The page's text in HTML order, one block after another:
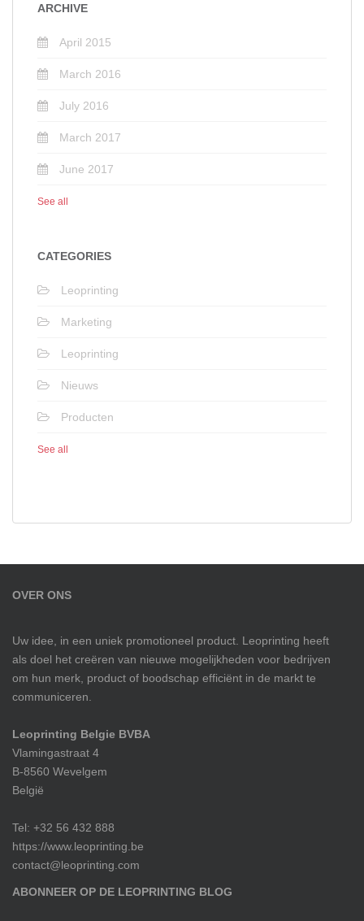
ARCHIVE
April 2015
March 2016
July 2016
March 2017
June 2017
See all
CATEGORIES
Leoprinting
Marketing
Leoprinting
Nieuws
Producten
See all
OVER ONS
Uw idee, in een uniek promotioneel product. Leoprinting heeft
als doel het creëren van nieuwe mogelijkheden voor bedrijven
om hun merk, product of boodschap efficiënt in de markt te
communiceren.
Leoprinting Belgie BVBA
Vlamingastraat 4
B-8560 Wevelgem
België
Tel: +32 56 432 888
https://www.leoprinting.be
contact@leoprinting.com
ABONNEER OP DE LEOPRINTING BLOG